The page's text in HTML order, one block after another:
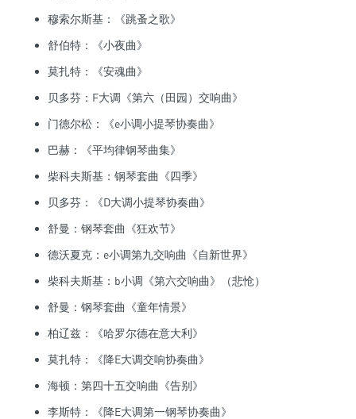
穆索尔斯基：《跳蚤之歌》
舒伯特：《小夜曲》
莫扎特：《安魂曲》
贝多芬：F大调《第六（田园）交响曲》
门德尔松：《e小调小提琴协奏曲》
巴赫：《平均律钢琴曲集》
柴科夫斯基：钢琴套曲《四季》
贝多芬：《D大调小提琴协奏曲》
舒曼：钢琴套曲《狂欢节》
德沃夏克：e小调第九交响曲《自新世界》
柴科夫斯基：b小调《第六交响曲》（悲怆）
舒曼：钢琴套曲《童年情景》
柏辽兹：《哈罗尔德在意大利》
莫扎特：《降E大调交响协奏曲》
海顿：第四十五交响曲《告别》
李斯特：《降E大调第一钢琴协奏曲》